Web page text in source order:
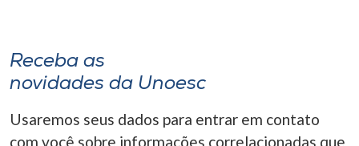
o idioma
A+
A-
Receba as
novidades da Unoesc
Usaremos seus dados para entrar em contato
com você sobre informações correlacionadas que